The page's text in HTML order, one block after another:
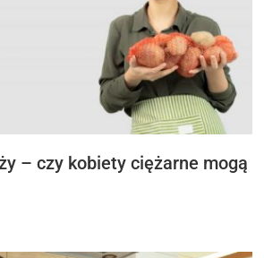
– czy kobiety ciężarne mogą